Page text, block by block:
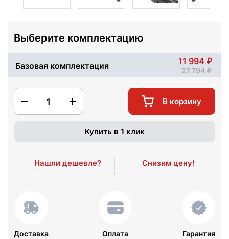
Выберите комплектацию
Базовая комплектация 11 994
27 794
1 В корзину
Купить в 1 клик
Нашли дешевле? Снизим цену!
Доставка Оплата Гарантия